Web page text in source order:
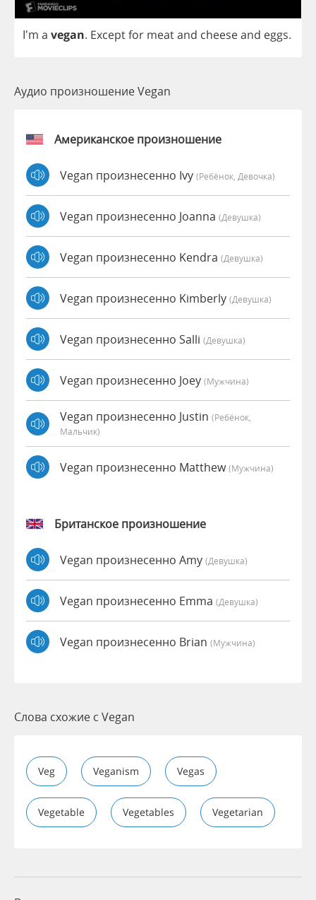
I'm a vegan. Exceptfor meatand cheeseand eggs.
Аудио произношение Vegan
Американское произношение
Vegan произнесенно Ivy (Ребёнок, Девочка)
Vegan произнесенно Joanna (девушка)
Vegan произнесенно Kendra (девушка)
Vegan произнесенно Kimberly (девушка)
Vegan произнесенно Salli (девушка)
Vegan произнесенно Joey (мужчина)
Vegan произнесенно Justin (Ребёнок,
Мальчик)
Vegan произнесенно Matthew(мужчина)
Британское произношение
Vegan произнесенно Amy (девушка)
Vegan произнесенно Emma (девушка)
Vegan произнесенно Brian (мужчина)
Слова схожие с Vegan
Veg Veganism Vegas
Vegetable Vegetables Vegetarian